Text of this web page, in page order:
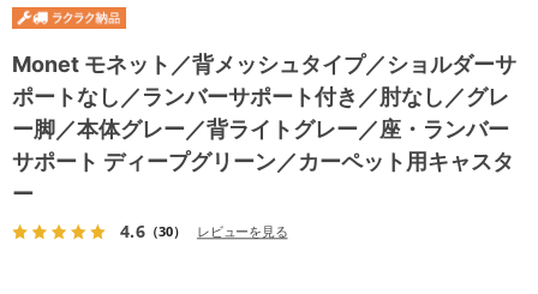
Monet モネット／背メッシュタイプ／ショルダーサ
ポートなし／ランバーサポート付き／肘なし／グレ
ー脚／本体グレー／背ライトグレー／座・ランバー
サポート ディープグリーン／カーペット用キャスタ
ー
4.6（30） レビューを見る